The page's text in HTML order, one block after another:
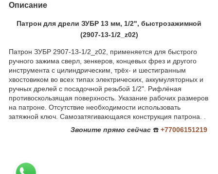
Описание
Патрон для дрели ЗУБР 13 мм, 1/2", быстрозажимной
(2907-13-1/2_z02)
Патрон ЗУБР 2907-13-1/2_z02, применяется для быстрого
ручного зажима сверл, зенкеров, концевых фрез и другого
инструмента с цилиндрическим, трёх- и шестигранным
хвостовиком во всех типах электрических, аккумуляторных и
ручных дрелей с посадочной резьбой 1/2". Рифлёная
противоскользящая поверхность. Указание рабочих размеров
на патроне. Отсутствие необходимости использовать
затяжной ключ. Самозатягивающаяся конструкция патрона. .
Звоните прямо сейчас ☎️ +77006151219